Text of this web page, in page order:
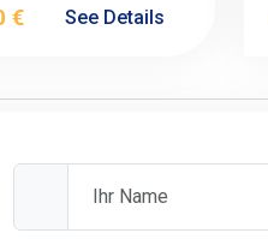
€ See Details